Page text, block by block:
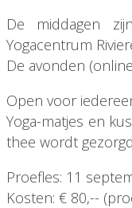
De middagen
Yogacentrum
De avonden
Open voor
Yoga-matjes en
thee wordt
Proefles: 11
Kosten: € 80,--